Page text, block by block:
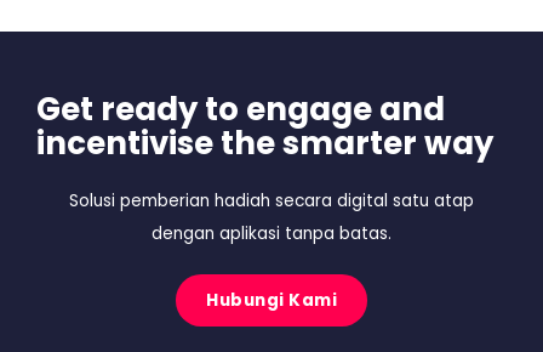
Get ready to engage and
incentivise the smarter way
Solusi pemberian hadiah secara digital satu atap
dengan aplikasi tanpa batas.
Hubungi Kami